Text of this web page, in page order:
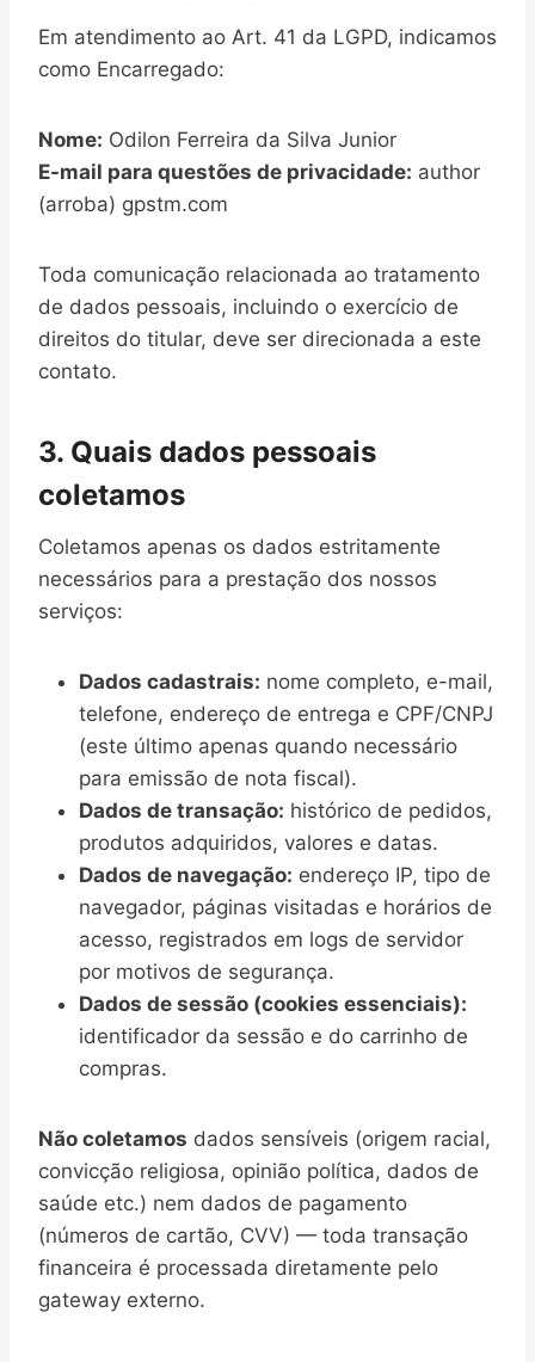
Em atendimento ao Art. 41 da LGPD, indicamos
como Encarregado:
Nome: Odilon Ferreira da Silva Junior
E-mail para questões de privacidade: author
(arroba) gpstm.com
Toda comunicação relacionada ao tratamento
de dados pessoais, incluindo o exercício de
direitos do titular, deve ser direcionada a este
contato.
3. Quais dados pessoais
coletamos
Coletamos apenas os dados estritamente
necessários para a prestação dos nossos
serviços:
Dados cadastrais: nome completo, e-mail,
telefone, endereço de entrega e CPF/CNPJ
(este último apenas quando necessário
para emissão de nota fiscal).
Dados de transação: histórico de pedidos,
produtos adquiridos, valores e datas.
Dados de navegação: endereço IP, tipo de
navegador, páginas visitadas e horários de
acesso, registrados em logs de servidor
por motivos de segurança.
Dados de sessão (cookies essenciais):
identificador da sessão e do carrinho de
compras.
Não coletamos dados sensíveis (origem racial,
convicção religiosa, opinião política, dados de
saúde etc.) nem dados de pagamento
(números de cartão, CVV) — toda transação
financeira é processada diretamente pelo
gateway externo.